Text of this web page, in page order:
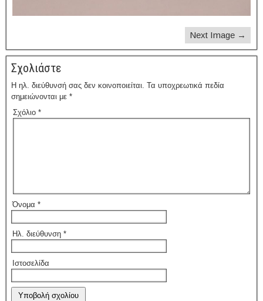
Next Image →
Σχολιάστε
Η ηλ. διεύθυνσή σας δεν κοινοποιείται. Τα υποχρεωτικά πεδία
σημειώνονται με *
Σχόλιο *
Όνομα *
Ηλ. διεύθυνση *
Ιστοσελίδα